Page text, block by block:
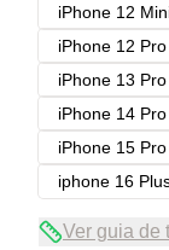
iPhone 12
iPhone 12
iPhone 13
iPhone 14
iPhone 15
iphone 16
Ver guia de